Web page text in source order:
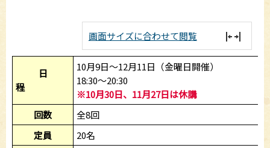
画面サイズに合わせて閲覧
日
程
10月9日～12月11日（金曜日開催）
18:30～20:30
※10月30日、11月27日は休講
回数
全8回
定員
20名